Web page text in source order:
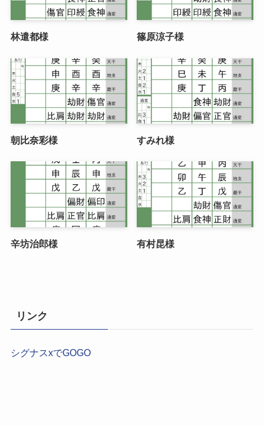
林遣都様 篠原涼子様
朝比奈彩様 すみれ様
辛坊治郎様 有村昆様
リンク
シグナスxでGOGO